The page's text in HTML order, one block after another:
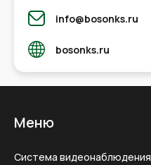
info@bosonks.ru
bosonks.ru
Меню
Система видеонаблюдения